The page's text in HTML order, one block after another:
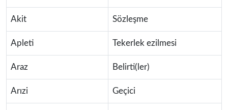
Akit Sözleşme
Apleti Tekerlek ezilmesi
Araz Belirti(ler)
Arızi Geçici